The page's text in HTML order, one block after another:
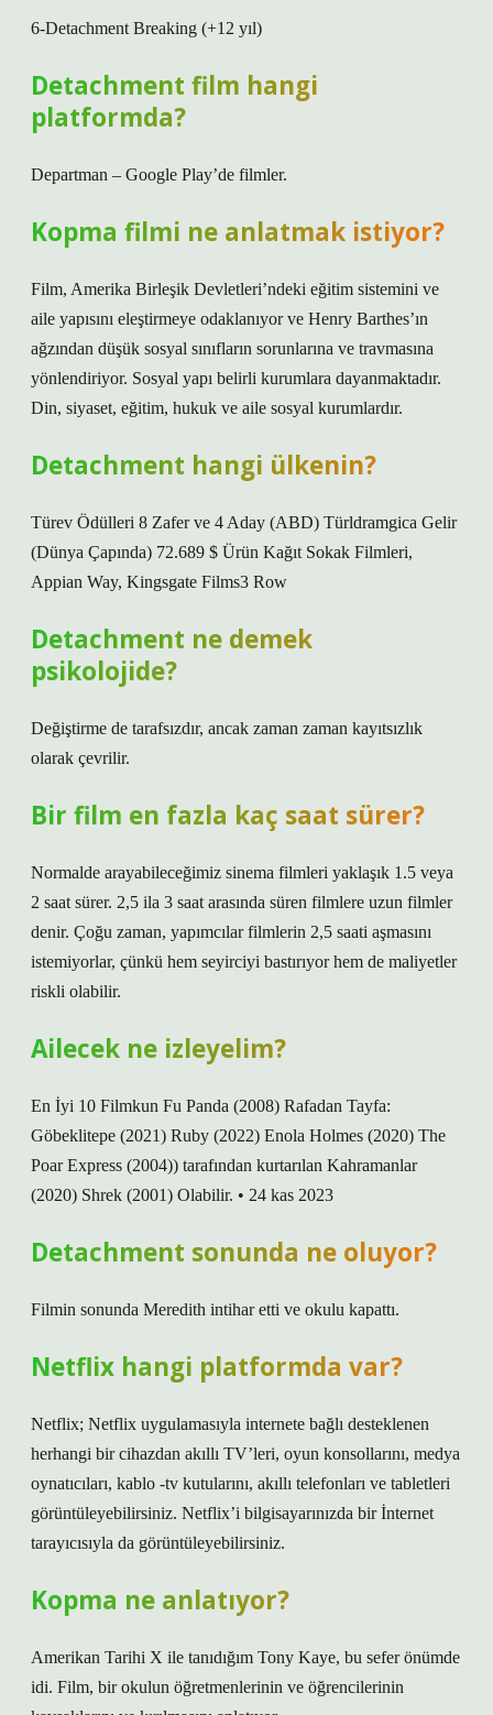
6-Detachment Breaking (+12 yıl)
Detachment film hangi
platformda?
Departman – Google Play’de filmler.
Kopma filmi ne anlatmak istiyor?
Film, Amerika Birleşik Devletleri’ndeki eğitim sistemini ve
aile yapısını eleştirmeye odaklanıyor ve Henry Barthes’ın
ağzından düşük sosyal sınıfların sorunlarına ve travmasına
yönlendiriyor. Sosyal yapı belirli kurumlara dayanmaktadır.
Din, siyaset, eğitim, hukuk ve aile sosyal kurumlardır.
Detachment hangi ülkenin?
Türev Ödülleri 8 Zafer ve 4 Aday (ABD) Türldramgica Gelir
(Dünya Çapında) 72.689 $ Ürün Kağıt Sokak Filmleri,
Appian Way, Kingsgate Films3 Row
Detachment ne demek
psikolojide?
Değiştirme de tarafsızdır, ancak zaman zaman kayıtsızlık
olarak çevrilir.
Bir film en fazla kaç saat sürer?
Normalde arayabileceğimiz sinema filmleri yaklaşık 1.5 veya
2 saat sürer. 2,5 ila 3 saat arasında süren filmlere uzun filmler
denir. Çoğu zaman, yapımcılar filmlerin 2,5 saati aşmasını
istemiyorlar, çünkü hem seyirciyi bastırıyor hem de maliyetler
riskli olabilir.
Ailecek ne izleyelim?
En İyi 10 Filmkun Fu Panda (2008) Rafadan Tayfa:
Göbeklitepe (2021) Ruby (2022) Enola Holmes (2020) The
Poar Express (2004)) tarafından kurtarılan Kahramanlar
(2020) Shrek (2001) Olabilir. • 24 kas 2023
Detachment sonunda ne oluyor?
Filmin sonunda Meredith intihar etti ve okulu kapattı.
Netflix hangi platformda var?
Netflix; Netflix uygulamasıyla internete bağlı desteklenen
herhangi bir cihazdan akıllı TV’leri, oyun konsollarını, medya
oynatıcıları, kablo -tv kutularını, akıllı telefonları ve tabletleri
görüntüleyebilirsiniz. Netflix’i bilgisayarınızda bir İnternet
tarayıcısıyla da görüntüleyebilirsiniz.
Kopma ne anlatıyor?
Amerikan Tarihi X ile tanıdığım Tony Kaye, bu sefer önümde
idi. Film, bir okulun öğretmenlerinin ve öğrencilerinin